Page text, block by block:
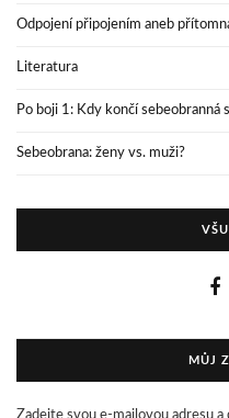
Odpojení připojením aneb
Literatura
Po boji 1: Kdy končí sebeobranná
Sebeobrana: ženy vs. muži?
MŮJ
Zadejte svou e-mailovou adresu